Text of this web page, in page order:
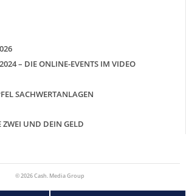
– DIE ONLINE-EVENTS IM VIDEO
SACHWERTANLAGEN
ZWEI UND DEIN GELD
© 2026 Cash. Media Group